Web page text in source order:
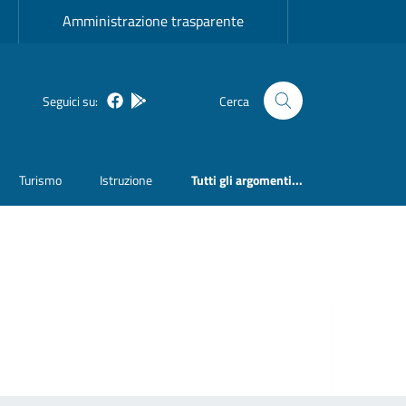
Amministrazione trasparente
Seguici su: FacebookBosa inAppCerca
Turismo Istruzione Tutti gli argomenti...